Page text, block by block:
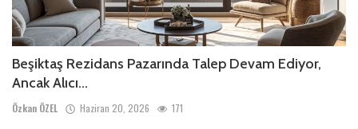
Beşiktaş Rezidans Pazarında Talep Devam Ediyor,
Ancak Alıcı...
Özkan ÖZEL Haziran 20, 2026 171